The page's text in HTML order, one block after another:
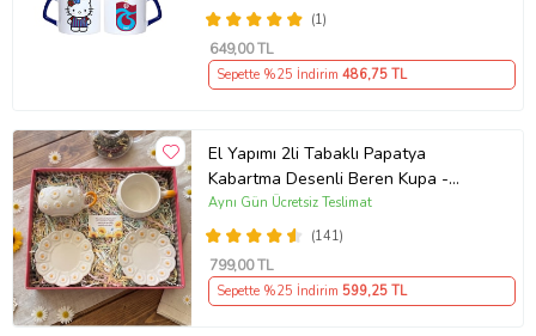
(1)
649,00 TL
Sepette %25 İndirim 486,75 TL
El Yapımı 2li Tabaklı Papatya
Kabartma Desenli Beren Kupa -
Seviyor Sevmiyor
(141)
Aynı Gün Ücretsiz Teslimat
799,00 TL
Sepette %25 İndirim 599,25 TL